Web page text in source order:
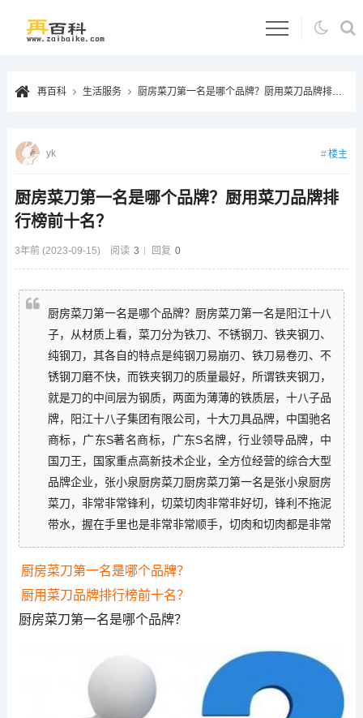
再百科 生活服务 厨房菜刀第一名是哪个品牌？厨用菜刀品牌排行榜前十名？
厨房菜刀第一名是哪个品牌？厨用菜刀品牌排
行榜前十名？
3年前 (2023-09-15) 阅读 3 回复 0
yk 楼主
厨房菜刀第一名是哪个品牌？厨房菜刀第一名是阳江十八
子，从材质上看，菜刀分为铁刀、不锈钢刀、铁夹钢刀、
纯钢刀，其各自的特点是纯钢刀易崩刃、铁刀易卷刃、不
锈钢刀磨不快，而铁夹钢刀的质量最好，所谓铁夹钢刀，
就是刀的中间层为钢质，两面为薄薄的铁质层，十八子品
牌，阳江十八子集团有限公司，十大刀具品牌，中国驰名
商标，广东S著名商标，广东S名牌，行业领导品牌，中
国刀王，国家重点高新技术企业，全方位经营的综合大型
品牌企业，张小泉厨房菜刀厨房菜刀第一名是张小泉厨房
菜刀，非常非常锋利，切菜切肉非常非好切，锋利不拖泥
带水，握在手里也是非常非常顺手，切肉和切肉都是非常
厨房菜刀第一名是哪个品牌？
厨用菜刀品牌排行榜前十名？
厨房菜刀第一名是哪个品牌？